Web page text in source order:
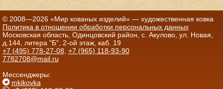
© 2008—2026 «Мир кованых изделий» — художественная ковка
Политика в отношении обработки персональных данных
Московская область, Одинцовский район, с. Акулово, ул. Новая,
д.144, литера "Б", 2-ой этаж, каб. 19
+7 (495) 778-27-08, +7 (965) 118-93-90
7782708@mail.ru
Мессенджеры:
mkikovka